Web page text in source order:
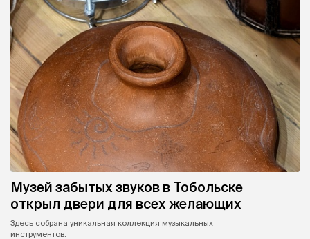
Музей забытых звуков в Тобольске
открыл двери для всех желающих
Здесь собрана уникальная коллекция музыкальных
инструментов.